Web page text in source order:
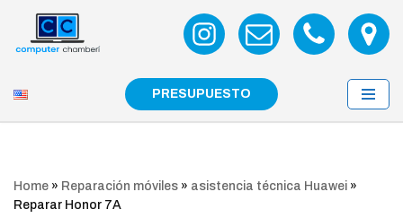
Saltar
PRESUPUESTO
Home » Reparación móviles » asistencia técnica Huawei »
Reparar Honor 7A